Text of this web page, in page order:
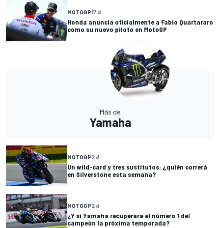
MOTOGP17 d
Honda anuncia oficialmente a Fabio Quartararo
como su nuevo piloto en MotoGP
Más de
Yamaha
MOTOGP2 d
Un wild-card y tres sustitutos: ¿quién correrá
en Silverstone esta semana?
MOTOGP2 d
¿Y si Yamaha recuperara el número 1 del
campeón la próxima temporada?